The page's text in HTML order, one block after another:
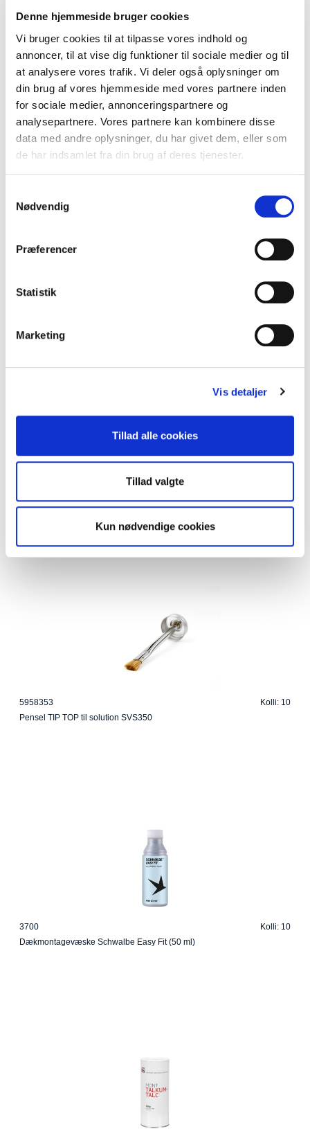
Denne hjemmeside bruger cookies
Vi bruger cookies til at tilpasse vores indhold og
annoncer, til at vise dig funktioner til sociale medier og til
at analysere vores trafik. Vi deler også oplysninger om
din brug af vores hjemmeside med vores partnere inden
for sociale medier, annonceringspartnere og
analysepartnere. Vores partnere kan kombinere disse
data med andre oplysninger, du har givet dem, eller som
de har indsamlet fra din brug af deres tjenester.
Nødvendig
Præferencer
Statistik
Marketing
Vis detaljer
Tillad alle cookies
Tillad valgte
Kun nødvendige cookies
Dækjern Bikepartner 100 stk (plast) blå i dåse
B7-33182
Kolli: 100
5958353
Kolli: 10
Pensel TIP TOP til solution SVS350
3700
Kolli: 10
Dækmontagevæske Schwalbe Easy Fit (50 ml)